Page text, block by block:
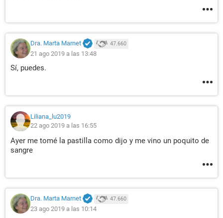
Dra. Marta Marnet 47.660
21 ago 2019 a las 13:48
Sí, puedes.
Liliana_lu2019
22 ago 2019 a las 16:55
Ayer me tomé la pastilla como dijo y me vino un poquito de
sangre
Dra. Marta Marnet 47.660
23 ago 2019 a las 10:14